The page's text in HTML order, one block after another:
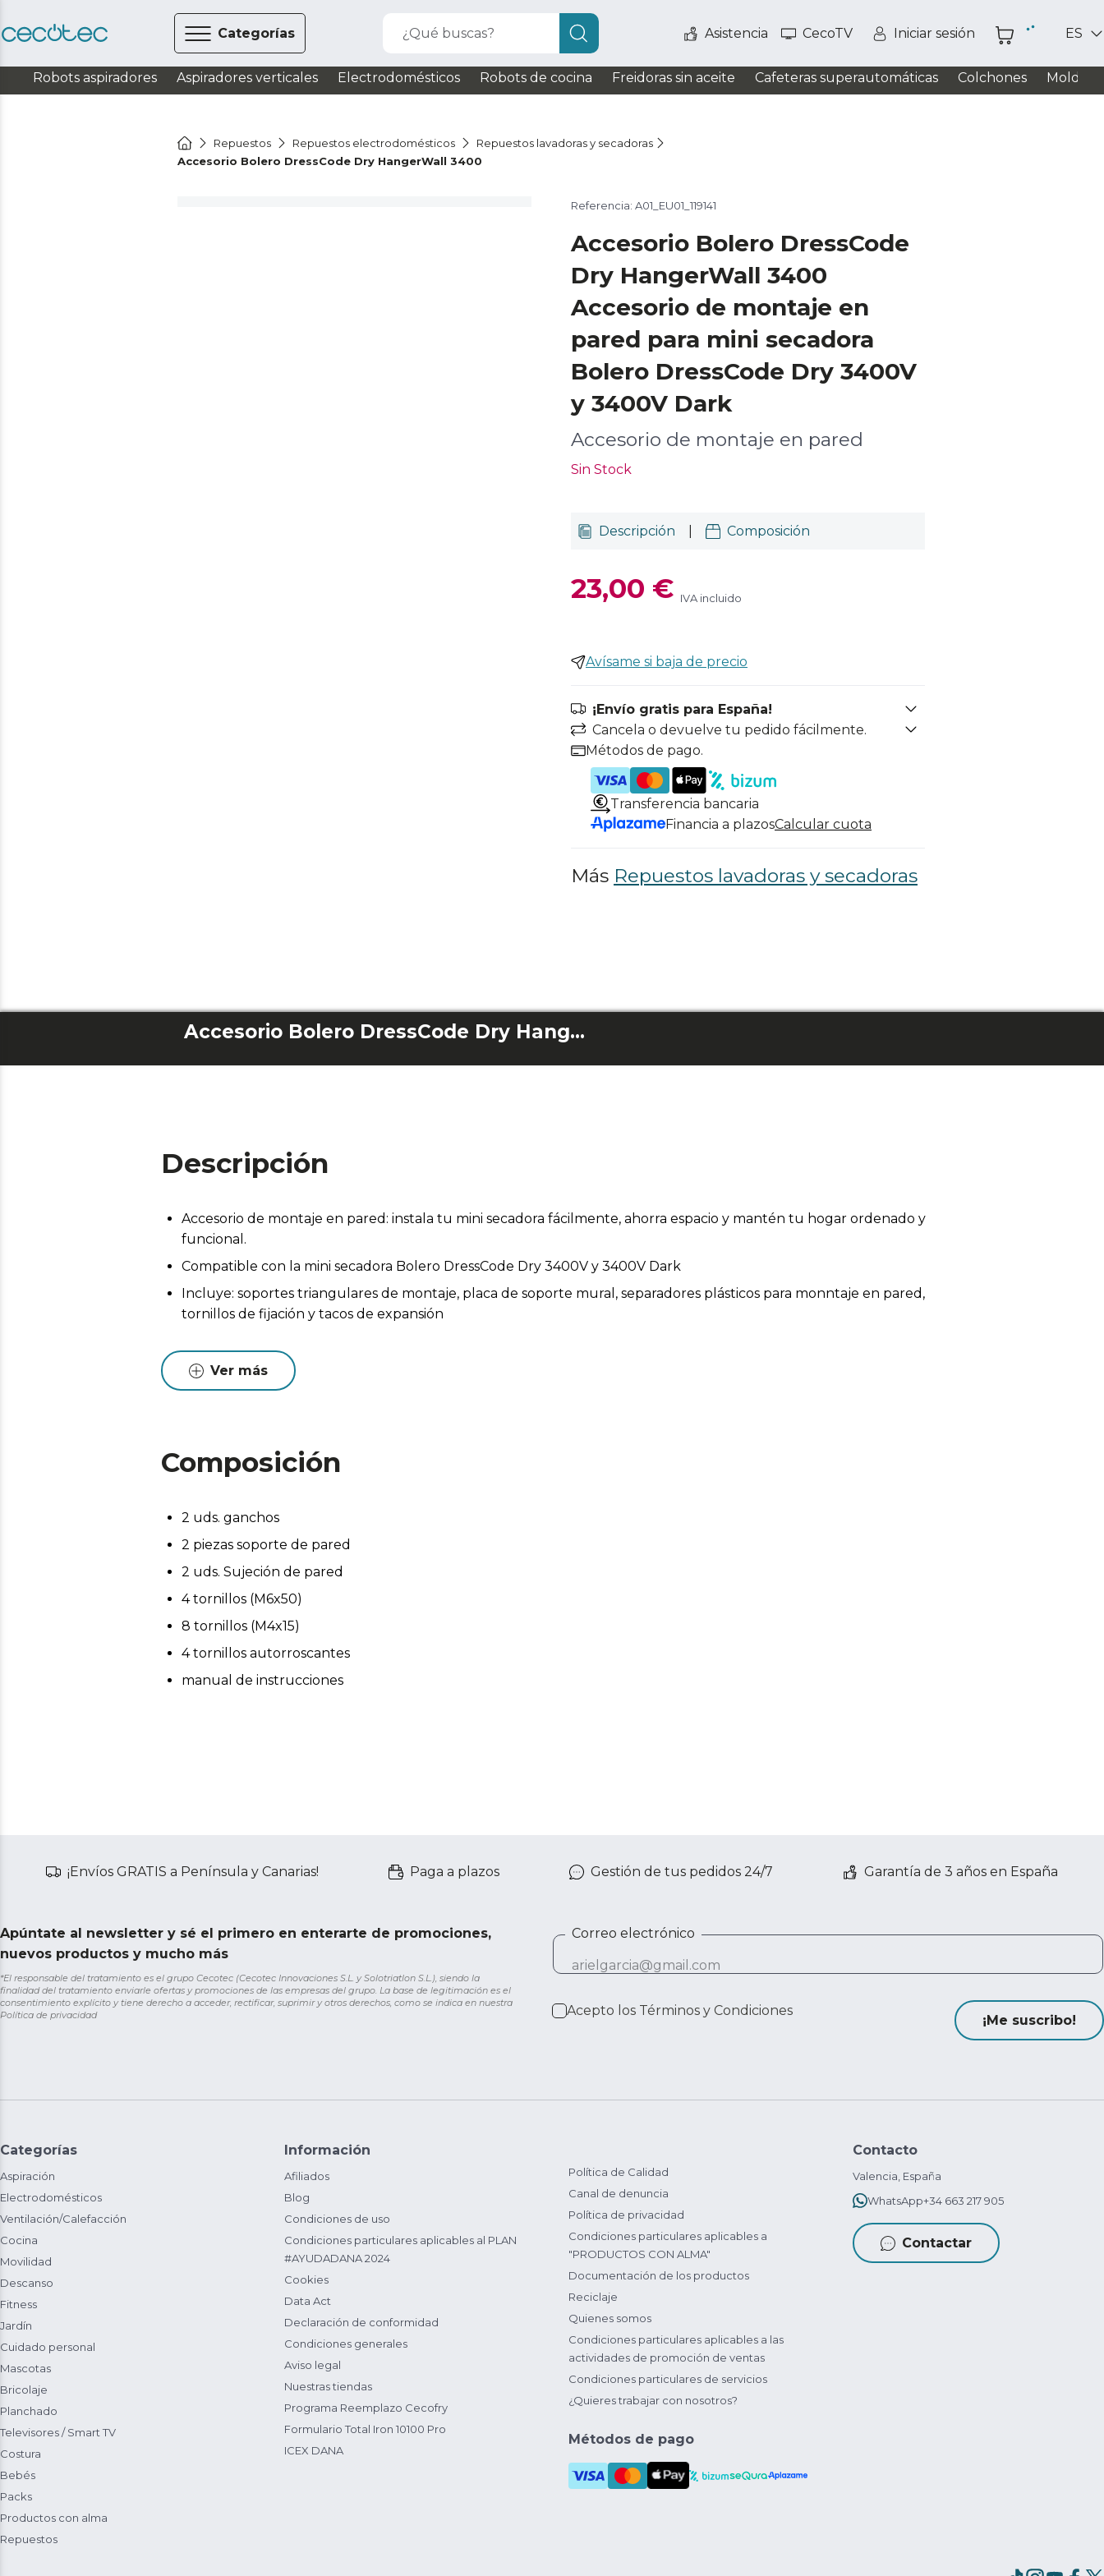
Categorías ¿Qué buscas? Asistencia CecoTV Iniciar sesión ES
Robots aspiradores Aspiradores verticales Electrodomésticos Robots de cocina Freidoras sin aceite Cafeteras superautomáticas Colchones
Repuestos Repuestos electrodomésticos
Repuestos lavadoras y secadoras
Accesorio Bolero DressCode Dry HangerWall 3400
Referencia: A01_EU01_119141
Accesorio Bolero DressCode
Dry HangerWall 3400
Accesorio de montaje en
pared para mini secadora
Bolero DressCode Dry 3400V
y 3400V Dark
Accesorio de montaje en pared
Sin Stock
Descripción Composición
23,00 € IVA incluido
Avísame si baja de precio
¡Envío gratis para España!
Cancela o devuelve tu pedido fácilmente.
Métodos de pago.
Transferencia bancaria
Financia a plazosCalcular cuota
Más Repuestos lavadoras y secadoras
Accesorio Bolero DressCode Dry HangerWall 3400
Descripción
Accesorio de montaje en pared: instala tu mini secadora fácilmente, ahorra espacio y mantén tu hogar ordenado y
funcional.
Compatible con la mini secadora Bolero DressCode Dry 3400V y 3400V Dark
Incluye: soportes triangulares de montaje, placa de soporte mural, separadores plásticos para monntaje en pared,
tornillos de fijación y tacos de expansión
Ver más
Composición
2 uds. ganchos
2 piezas soporte de pared
2 uds. Sujeción de pared
4 tornillos (M6x50)
8 tornillos (M4x15)
4 tornillos autorroscantes
manual de instrucciones
¡Envíos GRATIS a Península y Canarias! Paga a plazos Gestión de tus pedidos 24/7 Garantía de 3 años en España
Apúntate al newsletter y sé el primero en enterarte de promociones,
nuevos productos y mucho más
*El responsable del tratamiento es el grupo Cecotec (Cecotec Innovaciones S.L. y Solotriatlon S.L.), siendo la
finalidad del tratamiento enviarle ofertas y promociones de las empresas del grupo. La base de legitimación es el
consentimiento explícito y tiene derecho a acceder, rectificar, suprimir y otros derechos, como se indica en nuestra
Política de privacidad
Correo electrónico
Acepto los Términos y Condiciones
¡Me suscribo!
Categorías
Aspiración
Electrodomésticos
Ventilación/Calefacción
Cocina
Movilidad
Descanso
Fitness
Jardín
Cuidado personal
Mascotas
Bricolaje
Planchado
Televisores / Smart TV
Costura
Bebés
Packs
Productos con alma
Repuestos
Información
Afiliados
Blog
Condiciones de uso
Condiciones particulares aplicables al PLAN
#AYUDADANA 2024
Cookies
Data Act
Declaración de conformidad
Condiciones generales
Aviso legal
Nuestras tiendas
Programa Reemplazo Cecofry
Formulario Total Iron 10100 Pro
ICEX DANA
Política de Calidad
Canal de denuncia
Política de privacidad
Condiciones particulares aplicables a
"PRODUCTOS CON ALMA"
Documentación de los productos
Reciclaje
Quienes somos
Condiciones particulares aplicables a las
actividades de promoción de ventas
Condiciones particulares de servicios
¿Quieres trabajar con nosotros?
Métodos de pago
Contacto
Valencia, España
WhatsApp+34 663 217 905
Contactar